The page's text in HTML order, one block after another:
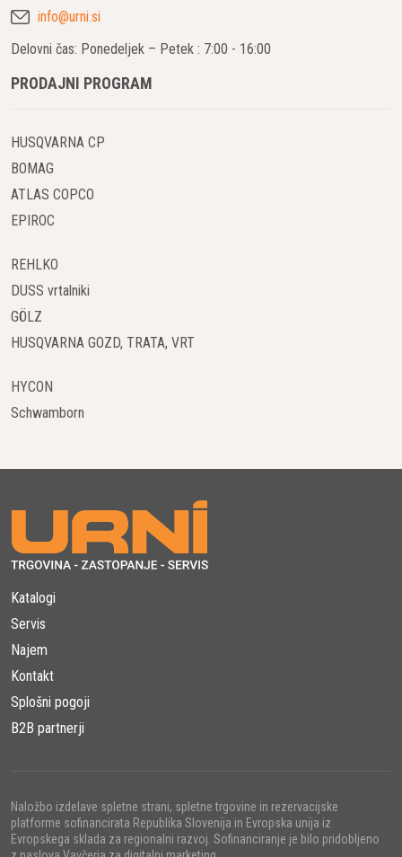
info@urni.si
Delovni čas: Ponedeljek – Petek : 7:00 - 16:00
PRODAJNI PROGRAM
HUSQVARNA CP
BOMAG
ATLAS COPCO
EPIROC
REHLKO
DUSS vrtalniki
GÖLZ
HUSQVARNA GOZD, TRATA, VRT
HYCON
Schwamborn
Katalogi
Servis
Najem
Kontakt
Splošni pogoji
B2B partnerji
Naložbo izdelave spletne strani, spletne trgovine in rezervacijske
platforme sofinancirata Republika Slovenija in Evropska unija iz
Evropskega sklada za regionalni razvoj. Sofinanciranje je bilo pridobljeno